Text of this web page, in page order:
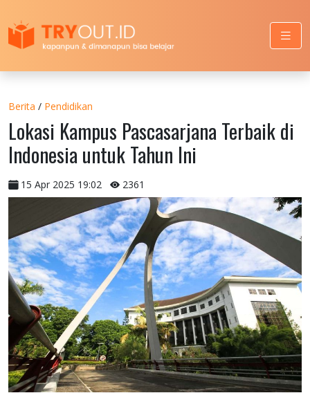
Berita / Pendidikan
Lokasi Kampus Pascasarjana Terbaik di
Indonesia untuk Tahun Ini
15 Apr 2025 19:02 2361